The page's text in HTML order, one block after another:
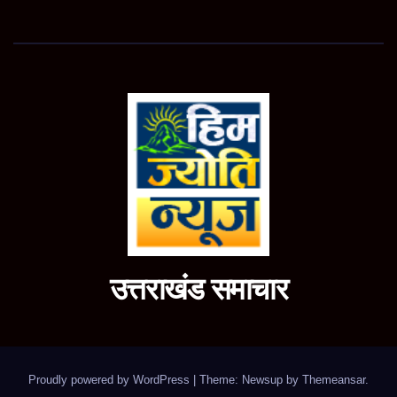
उत्तराखंड समाचार
Proudly powered by WordPress Theme: Newsup by Themeansar.